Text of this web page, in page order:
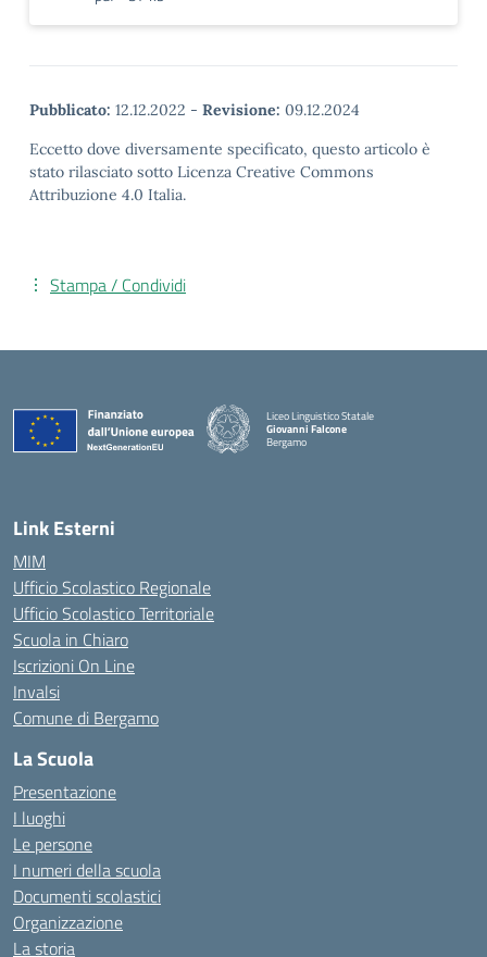
Pubblicato: 12.12.2022 - Revisione: 09.12.2024
Eccetto dove diversamente specificato, questo articolo è
stato rilasciato sotto Licenza Creative Commons
Attribuzione 4.0 Italia.
Stampa / Condividi
Liceo Linguistico Statale
Giovanni Falcone
Bergamo
— Visita la pagina iniziale della scuola
Link Esterni
MIM
Ufficio Scolastico Regionale
Ufficio Scolastico Territoriale
Scuola in Chiaro
Iscrizioni On Line
Invalsi
Comune di Bergamo
La Scuola
Presentazione
I luoghi
Le persone
I numeri della scuola
Documenti scolastici
Organizzazione
La storia